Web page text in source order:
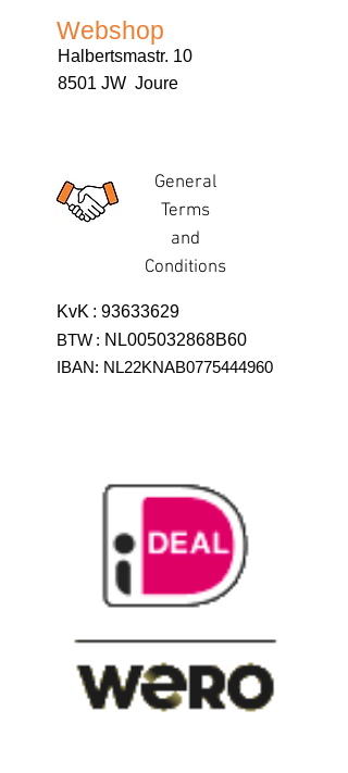
Webshop
Halbertsmastr. 10
8501 JW Joure
General
Terms
and
Conditions
KvK : 93633629
BTW : NL005032868B60
IBAN: NL22KNAB0775444960